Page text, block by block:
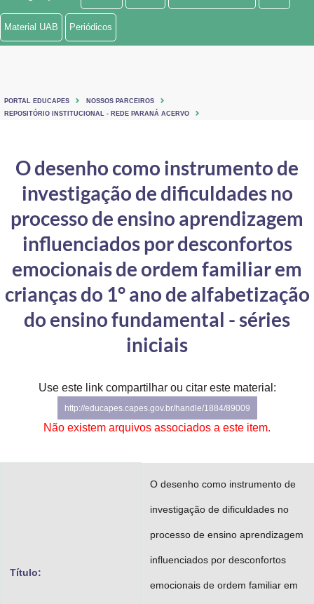
Ministério de Minas e Energia
Ministério do Turismo
Controladoria-Geral da União
Ministério da Mulher, da Família e dos Direitos Humanos
Secretaria-Geral
Secretaria de Governo
Gabinete de Segurança Institucional
Advocacia-Geral da União
Material UAB Periódicos
PORTAL EDUCAPES
NOSSOS PARCEIROS
REPOSITÓRIO INSTITUCIONAL - REDE PARANÁ ACERVO
O desenho como instrumento de
investigação de dificuldades no
processo de ensino aprendizagem
influenciados por desconfortos
emocionais de ordem familiar em
crianças do 1° ano de alfabetização
do ensino fundamental - séries
iniciais
Use este link compartilhar ou citar este material:
http://educapes.capes.gov.br/handle/1884/89009
Não existem arquivos associados a este item.
Título:
O desenho como instrumento de
investigação de dificuldades no
processo de ensino aprendizagem
influenciados por desconfortos
emocionais de ordem familiar em